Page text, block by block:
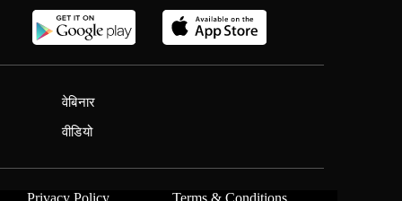
वेबिनार
वीडियो
Privacy Policy Terms & Conditions